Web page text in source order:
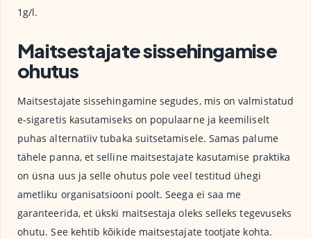
1g/l.
Maitsestajate sissehingamise
ohutus
Maitsestajate sissehingamine segudes, mis on valmistatud
e-sigaretis kasutamiseks on populaarne ja keemiliselt
puhas alternatiiv tubaka suitsetamisele. Samas palume
tähele panna, et selline maitsestajate kasutamise praktika
on üsna uus ja selle ohutus pole veel testitud ühegi
ametliku organisatsiooni poolt. Seega ei saa me
garanteerida, et ükski maitsestaja oleks selleks tegevuseks
ohutu. See kehtib kõikide maitsestajate tootjate kohta.